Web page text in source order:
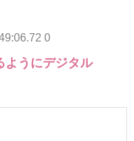
0
ようにデジタル